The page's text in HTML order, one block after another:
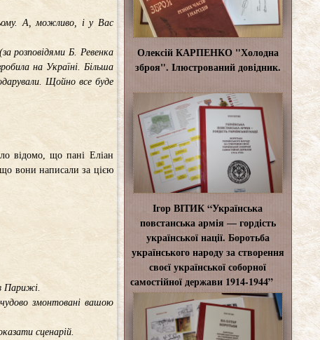
А, можливо, і у Вас
розповідями Б. Ревенка
на Україні. Більша
Щойно все буде
відомо, що пані Еліан
вони написали за цією
Парижі.
змонтовані вашою
сценарій.
Олексій КАРПЕНКО "Холодна
зброя". Ілюстрований довідник.
Ігор ВІТИК “Українська
повстанська армія ― гордість
української нації. Боротьба
українського народу за створення
своєї української соборної
самостійної держави 1914-1944”